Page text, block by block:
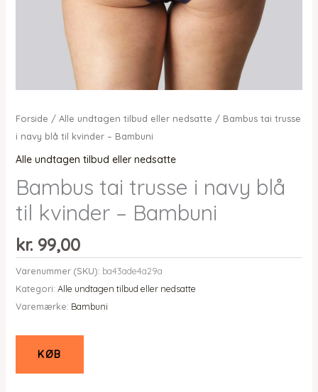
Forside / Alle undtagen tilbud eller nedsatte / Bambus tai trusse
i navy blå til kvinder – Bambuni
Alle undtagen tilbud eller nedsatte
Bambus tai trusse i navy blå
til kvinder – Bambuni
kr.99,00
Varenummer (SKU): ba43ade4a29a
Kategori: Alle undtagen tilbud eller nedsatte
Varemærke: Bambuni
KØB